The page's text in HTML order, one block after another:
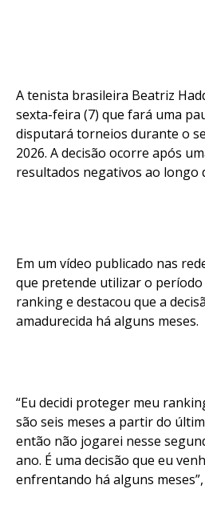
A tenista brasileira Beatriz
sexta-feira (7) que fará uma
disputará torneios durante o
2026. A decisão ocorre após
resultados negativos ao longo
Em um vídeo publicado nas
que pretende utilizar o
ranking e destacou que a
amadurecida há alguns meses.
“Eu decidi proteger meu
são seis meses a partir do
então não jogarei nesse
ano. É uma decisão que eu
enfrentando há alguns